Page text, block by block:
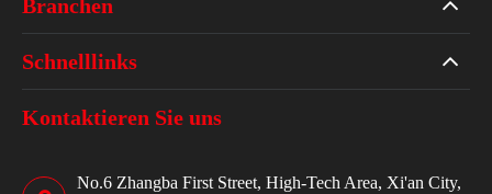
Branchen
Schnelllinks
Kontaktieren Sie uns
No.6 Zhangba First Street, High-Tech Area, Xi'an City,